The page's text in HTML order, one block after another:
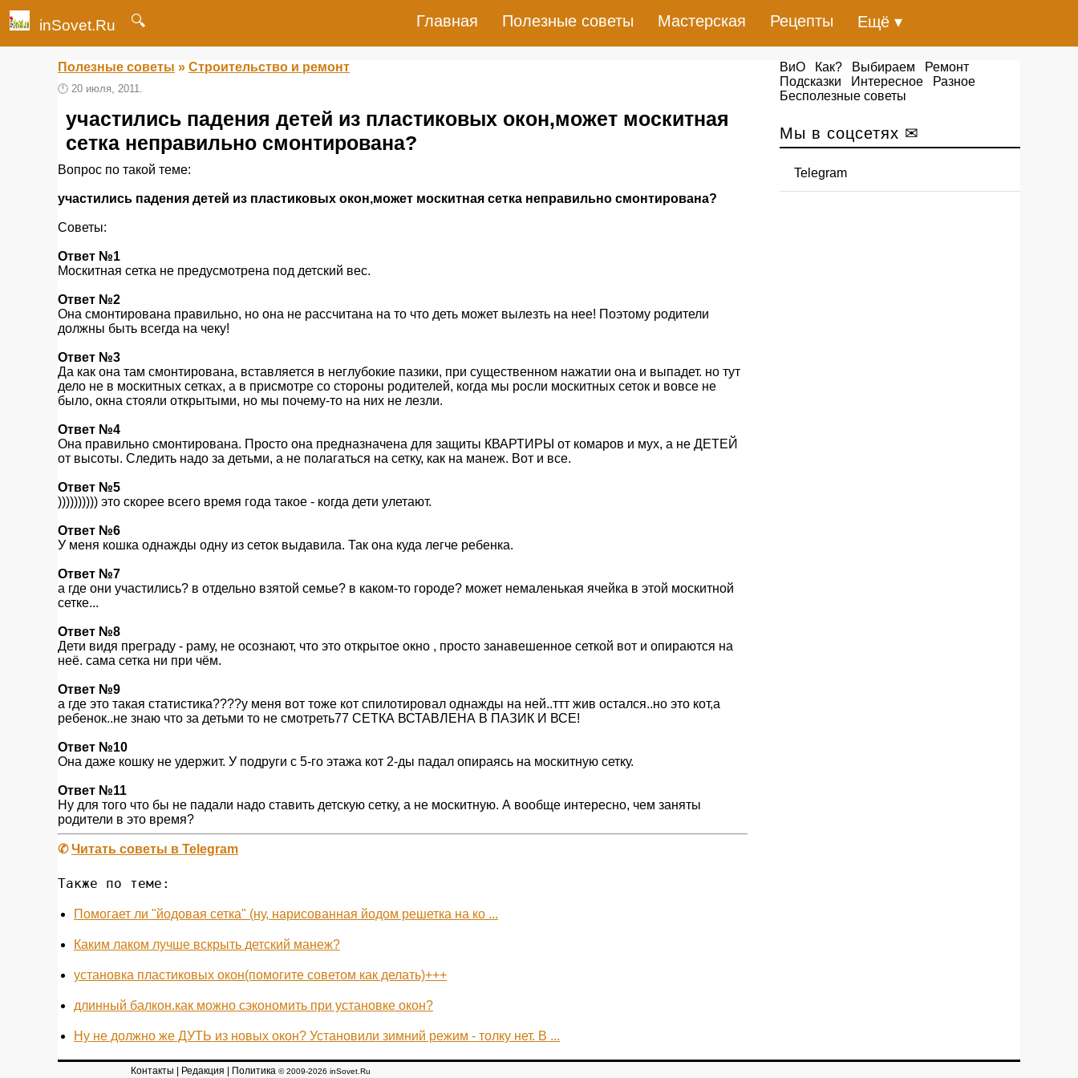
inSovet.Ru 🔍 Главная Полезные советы Мастерская Рецепты Ещё ▾
Полезные советы » Строительство и ремонт
🕛 20 июля, 2011.
участились падения детей из пластиковых окон,может москитная
сетка неправильно смонтирована?
Вопрос по такой теме:
участились падения детей из пластиковых окон,может москитная сетка неправильно смонтирована?
Советы:
Ответ №1
Москитная сетка не предусмотрена под детский вес.
Ответ №2
Она смонтирована правильно, но она не рассчитана на то что деть может вылезть на нее! Поэтому родители
должны быть всегда на чеку!
Ответ №3
Да как она там смонтирована, вставляется в неглубокие пазики, при существенном нажатии она и выпадет. но тут
дело не в москитных сетках, а в присмотре со стороны родителей, когда мы росли москитных сеток и вовсе не
было, окна стояли открытыми, но мы почему-то на них не лезли.
Ответ №4
Она правильно смонтирована. Просто она предназначена для защиты КВАРТИРЫ от комаров и мух, а не ДЕТЕЙ
от высоты. Следить надо за детьми, а не полагаться на сетку, как на манеж. Вот и все.
Ответ №5
)))))))))) это скорее всего время года такое - когда дети улетают.
Ответ №6
У меня кошка однажды одну из сеток выдавила. Так она куда легче ребенка.
Ответ №7
а где они участились? в отдельно взятой семье? в каком-то городе? может немаленькая ячейка в этой москитной
сетке...
Ответ №8
Дети видя преграду - раму, не осознают, что это открытое окно , просто занавешенное сеткой вот и опираются на
неё. сама сетка ни при чём.
Ответ №9
а где это такая статистика????у меня вот тоже кот спилотировал однажды на ней..ттт жив остался..но это кот,а
ребенок..не знаю что за детьми то не смотреть77 СЕТКА ВСТАВЛЕНА В ПАЗИК И ВСЕ!
Ответ №10
Она даже кошку не удержит. У подруги с 5-го этажа кот 2-ды падал опираясь на москитную сетку.
Ответ №11
Ну для того что бы не падали надо ставить детскую сетку, а не москитную. А вообще интересно, чем заняты
родители в это время?
✆Читать советы в Telegram
Также по теме:
Помогает ли "йодовая сетка" (ну, нарисованная йодом решетка на ко ...
Каким лаком лучше вскрыть детский манеж?
установка пластиковых окон(помогите советом как делать)+++
длинный балкон.как можно сэкономить при установке окон?
Ну не должно же ДУТЬ из новых окон? Установили зимний режим - толку нет. В ...
ВиО Как? Выбираем
Ремонт
Подсказки
Интересное
Разное
Бесполезные советы
Мы в соцсетях ✉
Telegram
Контакты Редакция Политика © 2009-2026 inSovet.Ru